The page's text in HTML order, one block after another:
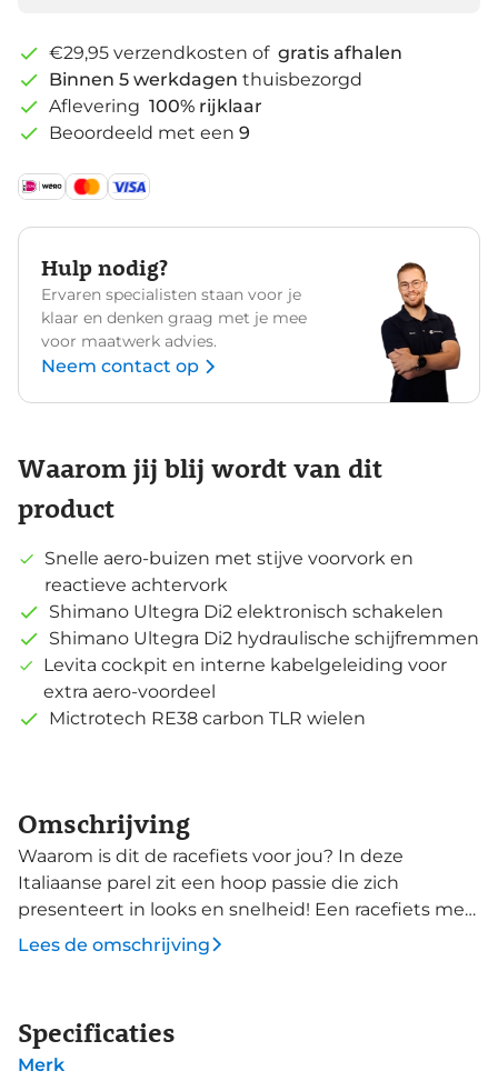
€29,95 verzendkosten of gratis afhalen
Binnen 5 werkdagen thuisbezorgd
Aflevering 100% rijklaar
Beoordeeld met een 9
Hulp nodig?
Ervaren specialisten staan voor je
klaar en denken graag met je mee
voor maatwerk advies.
Neem contact op
Waarom jij blij wordt van dit
product
Snelle aero-buizen met stijve voorvork en
reactieve achtervork
Shimano Ultegra Di2 elektronisch schakelen
Shimano Ultegra Di2 hydraulische schijfremmen
Levita cockpit en interne kabelgeleiding voor
extra aero-voordeel
Mictrotech RE38 carbon TLR wielen
Omschrijving
Waarom is dit de racefiets voor jou? In deze
Italiaanse parel zit een hoop passie die zich
presenteert in looks en snelheid! Een racefiets met
aero-voordeel, waarbij niet alleen je concurrenten je
zullen nakijken, maar ook alle publiek
dezelfde perfecte rijeigenschappen per framemaat.
De lage plaatsing van de achterdriehoek geeft de
Lees de omschrijving
Specificaties
Merk